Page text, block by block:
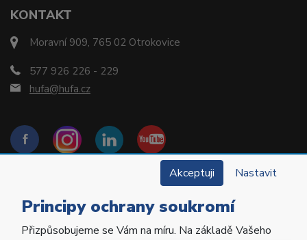
KONTAKT
Moravní 909, 765 02 Otrokovice
577 926 226 - 229
hufa@hufa.cz
Copyright © 2022 Hu-Fa Dental a.s. Všechna práva
Akceptuji Nastavit
Principy ochrany soukromí
Přizpůsobujeme se Vám na míru. Na základě Vašeho